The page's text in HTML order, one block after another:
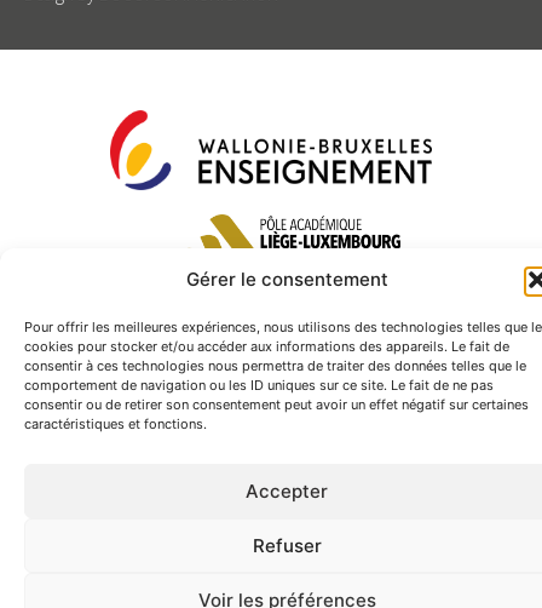
Gérer le consentement
Pour offrir les meilleures expériences, nous utilisons des technologies telles que
cookies pour stocker et/ou accéder aux informations des appareils. Le fait de
consentir à ces technologies nous permettra de traiter des données telles que le
comportement de navigation ou les ID uniques sur ce site. Le fait de ne pas
consentir ou de retirer son consentement peut avoir un effet négatif sur certaines
caractéristiques et fonctions.
Accepter
Refuser
Voir les préférences